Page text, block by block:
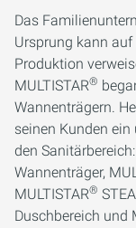
Das
Ursprung kann auf
Produktion
MULTISTAR®
Wannenträgern.
seinen Kunden
den
Wannenträger,
MULTISTAR®
Duschbereich und